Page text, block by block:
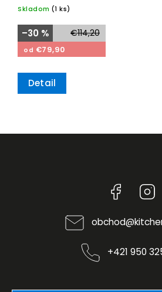
Skladom (1 ks)
€114,20
–30 %
od €79,90
Detail
Facebook
obchod@
+421 950